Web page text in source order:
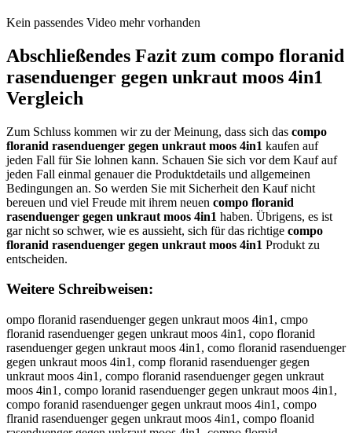
Kein passendes Video mehr vorhanden
Abschließendes Fazit zum compo floranid
rasenduenger gegen unkraut moos 4in1
Vergleich
Zum Schluss kommen wir zu der Meinung, dass sich das compo
floranid rasenduenger gegen unkraut moos 4in1 kaufen auf
jeden Fall für Sie lohnen kann. Schauen Sie sich vor dem Kauf auf
jeden Fall einmal genauer die Produktdetails und allgemeinen
Bedingungen an. So werden Sie mit Sicherheit den Kauf nicht
bereuen und viel Freude mit ihrem neuen compo floranid
rasenduenger gegen unkraut moos 4in1 haben. Übrigens, es ist
gar nicht so schwer, wie es aussieht, sich für das richtige compo
floranid rasenduenger gegen unkraut moos 4in1 Produkt zu
entscheiden.
Weitere Schreibweisen:
ompo floranid rasenduenger gegen unkraut moos 4in1, cmpo floranid rasenduenger gegen unkraut moos 4in1, copo floranid rasenduenger gegen unkraut moos 4in1, como floranid rasenduenger gegen unkraut moos 4in1, comp floranid rasenduenger gegen unkraut moos 4in1, compo floranid rasenduenger gegen unkraut moos 4in1, compo loranid rasenduenger gegen unkraut moos 4in1, compo foranid rasenduenger gegen unkraut moos 4in1, compo flranid rasenduenger gegen unkraut moos 4in1, compo floanid rasenduenger gegen unkraut moos 4in1, compo flornid rasenduenger gegen unkraut moos 4in1, compo floraid rasenduenger gegen unkraut moos 4in1, compo florand rasenduenger gegen unkraut moos 4in1, compo florani rasenduenger gegen unkraut moos 4in1, compo floranid asenduenger gegen unkraut moos 4in1, compo floranid rsenduenger gegen unkraut moos 4in1, compo floranid raenduenger gegen unkraut moos 4in1, compo floranid rasnduenger gegen unkraut moos 4in1, compo floranid raseduenger gegen unkraut moos 4in1, compo floranid rasenuenger gegen unkraut moos 4in1, compo floranid rasendenger gegen unkraut moos 4in1, compo floranid rasendunger gegen unkraut moos 4in1, compo floranid rasendueger gegen unkraut moos 4in1, compo floranid rasenduener gegen unkraut moos 4in1, compo floranid rasenduengr gegen unkraut moos 4in1, compo floranid rasenduenge gegen unkraut moos 4in1, compo floranid rasenduenger egen unkraut moos 4in1, compo floranid rasenduenger ggen unkraut moos 4in1, compo floranid rasenduenger geen unkraut moos 4in1, compo floranid rasenduenger gegn unkraut moos 4in1, compo floranid rasenduenger gege unkraut moos 4in1, compo floranid rasenduenger gegen nkraut moos 4in1, compo floranid rasenduenger gegen ukraut moos 4in1, compo floranid rasenduenger gegen unraut moos 4in1, compo floranid rasenduenger gegen unkaut moos 4in1, compo floranid rasenduenger gegen unkrut moos 4in1, compo floranid rasenduenger gegen unkrat moos 4in1, compo floranid rasenduenger gegen unkrau moos 4in1, compo floranid rasenduenger gegen unkraut oos 4in1, compo floranid rasenduenger gegen unkraut mos 4in1, compo floranid rasenduenger gegen unkraut moo 4in1, compo floranid rasenduenger gegen unkraut moos in1, compo floranid rasenduenger gegen unkraut moos 4n1, compo floranid rasenduenger gegen unkraut moos 4i1, compo floranid rasenduenger gegen unkraut moos 4in, ccompo floranid rasenduenger gegen unkraut moos 4in1, coompo floranid rasenduenger gegen unkraut moos 4in1, commpo floranid rasenduenger gegen unkraut moos 4in1, comppo floranid rasenduenger gegen unkraut moos 4in1, compoo floranid rasenduenger gegen unkraut moos 4in1, compo ffloranid rasenduenger gegen unkraut moos 4in1, compo flloranid rasenduenger gegen unkraut moos 4in1, compo flooranid rasenduenger gegen unkraut moos 4in1, compo florranid rasenduenger gegen unkraut moos 4in1, compo floraanid rasenduenger gegen unkraut moos 4in1, compo florannid rasenduenger gegen unkraut moos 4in1, compo floraniid rasenduenger gegen unkraut moos 4in1, compo floranidd rasenduenger gegen unkraut moos 4in1, compo floranid rrasenduenger gegen unkraut moos 4in1, compo floranid raasenduenger gegen unkraut moos 4in1, compo floranid rassenduenger gegen unkraut moos 4in1, compo floranid raseenduenger gegen unkraut moos 4in1, compo floranid rasennduenger gegen unkraut moos 4in1, compo floranid rasendduenger gegen unkraut moos 4in1, compo floranid rasenduuenger gegen unkraut moos 4in1, compo floranid rasendueenger gegen unkraut moos 4in1, compo floranid rasenduennger gegen unkraut moos 4in1, compo floranid rasenduengger gegen unkraut moos 4in1, compo floranid rasenduengeer gegen unkraut moos 4in1, compo floranid rasenduengerr gegen unkraut moos 4in1, compo floranid rasenduenger ggegen unkraut moos 4in1, compo floranid rasenduenger geegen unkraut moos 4in1, compo floranid rasenduenger geggen unkraut moos 4in1, compo floranid rasenduenger gegeen unkraut moos 4in1, compo floranid rasenduenger gegenn unkraut moos 4in1, compo floranid rasenduenger gegen uunkraut moos 4in1, compo floranid rasenduenger gegen unnkraut moos 4in1, compo floranid rasenduenger gegen unkkraut moos 4in1, compo floranid rasenduenger gegen unkrraut moos 4in1, compo floranid rasenduenger gegen unkraaut moos 4in1, compo floranid rasenduenger gegen unkrauut moos 4in1, compo floranid rasenduenger gegen unkrautt moos 4in1, compo floranid rasenduenger gegen unkraut mmoos 4in1, compo floranid rasenduenger gegen unkraut mooos 4in1, compo floranid rasenduenger gegen unkraut mooss 4in1, compo floranid rasenduenger gegen unkraut moos 44in1, compo floranid rasenduenger gegen unkraut moos 4iin1, compo floranid rasenduenger gegen unkraut moos 4inn1, compo floranid rasenduenger gegen unkraut moos 4in11, ocmpo floranid rasenduenger gegen unkraut moos 4in1, cmopo floranid rasenduenger gegen unkraut moos 4in1, copmo floranid rasenduenger gegen unkraut moos 4in1, comop floranid rasenduenger gegen unkraut moos 4in1, comp ofloranid rasenduenger gegen unkraut moos 4in1, compof loranid rasenduenger gegen unkraut moos 4in1, compo lforanid rasenduenger gegen unkraut moos 4in1, compo folranid rasenduenger gegen unkraut moos 4in1, compo flroanid rasenduenger gegen unkraut moos 4in1, compo floarnid rasenduenger gegen unkraut moos 4in1, compo flornaid rasenduenger gegen unkraut moos 4in1, compo floraind rasenduenger gegen unkraut moos 4in1, compo florandi rasenduenger gegen unkraut moos 4in1, compo florani drasenduenger gegen unkraut moos 4in1, compo floranidr asenduenger gegen unkraut moos 4in1, compo floranid arsenduenger gegen unkraut moos 4in1, compo floranid rsaenduenger gegen unkraut moos 4in1, compo floranid raesnduenger gegen unkraut moos 4in1, compo floranid rasneduenger gegen unkraut moos 4in1, compo floranid rasednuenger gegen unkraut moos 4in1, compo floranid rasenudenger gegen unkraut moos 4in1, compo floranid rasendeunger gegen unkraut moos 4in1, compo floranid rasenduneger gegen unkraut moos 4in1, compo floranid rasenduegner gegen unkraut moos 4in1, compo floranid rasenduenegr gegen unkraut moos 4in1, compo floranid rasenduengre gegen unkraut moos 4in1, compo floranid rasenduenge rgegen unkraut moos 4in1, compo floranid rasenduengerg egen unkraut moos 4in1, compo floranid rasenduenger eggen unkraut moos 4in1, compo floranid rasenduenger ggeen unkraut moos 4in1, compo floranid rasenduenger geegn unkraut moos 4in1, compo floranid rasenduenger gegne unkraut moos 4in1, compo floranid rasenduenger gege nunkraut moos 4in1, compo floranid rasenduenger gegenu nkraut moos 4in1, compo floranid rasenduenger gegen nukraut moos 4in1, compo floranid rasenduenger gegen uknraut moos 4in1, compo floranid rasenduenger gegen unrkaut moos 4in1, compo floranid rasenduenger gegen unkarut moos 4in1, compo floranid rasenduenger gegen unkruat moos 4in1, compo floranid rasenduenger gegen unkratu moos 4in1, compo floranid rasenduenger gegen unkrau tmoos 4in1, compo floranid rasenduenger gegen unkrautm oos 4in1, compo floranid rasenduenger gegen unkraut omos 4in1, compo floranid rasenduenger gegen unkraut moso 4in1, compo floranid rasenduenger gegen unkraut moo s4in1, compo floranid rasenduenger gegen unkraut moos4 in1, compo floranid rasenduenger gegen unkraut moos i4n1, compo floranid rasenduenger gegen unkraut moos 4ni1, compo floranid rasenduenger gegen unkraut moos 4i1n, compofloranid rasenduenger gegen unkraut moos 4in1, compo floranidrasenduenger gegen unkraut moos 4in1, compo floranid rasenduengergegen unkraut moos 4in1, compo floranid rasenduenger gegenunkraut moos 4in1, compo floranid rasenduenger gegen unkrautmoos 4in1, compo floranid rasenduenger gegen unkraut moos4in1, ompo floranid rasenduenger gegen unkraut moos 4in1, xompo floranid rasenduenger gegen unkraut moos 4in1, sompo floranid rasenduenger gegen unkraut moos 4in1, dompo floranid rasenduenger gegen unkraut moos 4in1, fompo floranid rasenduenger gegen unkraut moos 4in1, vompo floranid rasenduenger gegen unkraut moos 4in1, cimpo floranid rasenduenger gegen unkraut moos 4in1, ckmpo floranid rasenduenger gegen unkraut moos 4in1, clmpo floranid rasenduenger gegen unkraut moos 4in1, cpmpo floranid rasenduenger gegen unkraut moos 4in1, c9mpo floranid rasenduenger gegen unkraut moos 4in1, c0mpo floranid rasenduenger gegen unkraut moos 4in1, co po floranid rasenduenger gegen unkraut moos 4in1, conpo floranid rasenduenger gegen unkraut moos 4in1, cohpo floranid rasenduenger gegen unkraut moos 4in1, cojpo floranid rasenduenger gegen unkraut moos 4in1, cokpo floranid rasenduenger gegen unkraut moos 4in1, colpo floranid rasenduenger gegen unkraut moos 4in1, comoo floranid rasenduenger gegen unkraut moos 4in1, comlo floranid rasenduenger gegen unkraut moos 4in1, comöo floranid rasenduenger gegen unkraut moos 4in1, comüo floranid rasenduenger gegen unkraut moos 4in1, com0o floranid rasenduenger gegen unkraut moos 4in1, comßo floranid rasenduenger gegen unkraut moos 4in1, compi floranid rasenduenger gegen unkraut moos 4in1, compk floranid rasenduenger gegen unkraut moos 4in1, compl floranid rasenduenger gegen unkraut moos 4in1, compp floranid rasenduenger gegen unkraut moos 4in1, comp9 floranid rasenduenger gegen unkraut moos 4in1, comp0 floranid rasenduenger gegen unkraut moos 4in1, compo cloranid rasenduenger gegen unkraut moos 4in1, compo dloranid rasenduenger gegen unkraut moos 4in1, compo eloranid rasenduenger gegen unkraut moos 4in1, compo rloranid rasenduenger gegen unkraut moos 4in1, compo tloranid rasenduenger gegen unkraut moos 4in1, compo gloranid rasenduenger gegen unkraut moos 4in1, compo bloranid rasenduenger gegen unkraut moos 4in1, compo vloranid rasenduenger gegen unkraut moos 4in1, compo fporanid rasenduenger gegen unkraut moos 4in1, compo fooranid rasenduenger gegen unkraut moos 4in1, compo fioranid rasenduenger gegen unkraut moos 4in1, compo fkoranid rasenduenger gegen unkraut moos 4in1, compo fmoranid rasenduenger gegen unkraut moos 4in1, compo fliranid rasenduenger gegen unkraut moos 4in1, compo flkranid rasenduenger gegen unkrau